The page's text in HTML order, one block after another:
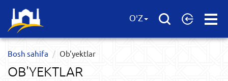
Open
O'Z
Bosh sahifa Ob'yektlar​
OB'YEKTLAR​